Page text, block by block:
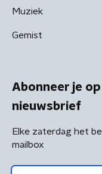
Muziek
Gemist
Abonneer je
nieuwsbrief
Elke zaterdag het
mailbox